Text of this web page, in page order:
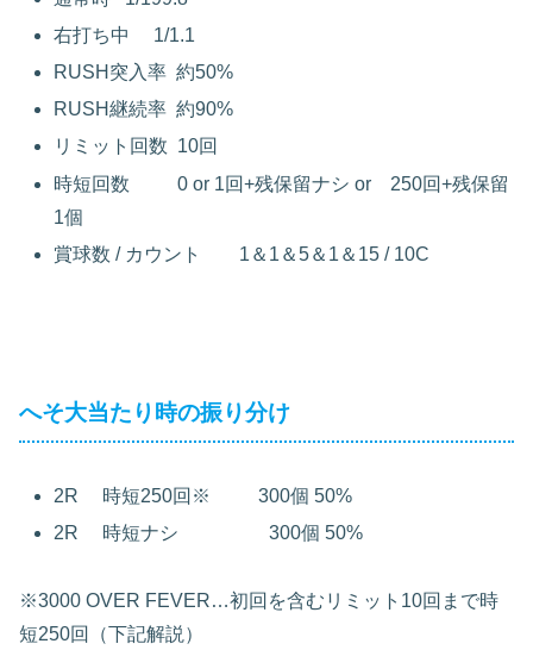
右打ち中
1/1.1
RUSH 突入率 約50%
RUSH継続率 約90%
リミット回数 10回
時短回数
0 or 1回+残保留ナシ or 250回+残保留
1個
賞球数 / カウント 1 ＆ 1 ＆5＆ 1 ＆ 15 / 10C
へそ大当たり時の振り分け
2R 時短250回※ 300個 50%
2R 時短ナシ 300個 50%
※3000 OVER FEVER…初回を含むリミット 10回まで時
短250回（下記解説）